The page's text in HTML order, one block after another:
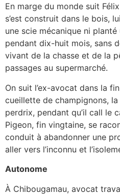
En marge du monde suit
s’est construit dans le bois,
une scie mécanique ni
pendant dix-huit mois, sans
vivant de la chasse et de la
passages au supermarché.
On suit l’ex-avocat dans la
cueillette de champignons,
perdrix, pendant qu’il call le
Pigeon, fin vingtaine, se
conduit à abandonner une
aller vers l’inconnu et
Autonome
À Chibougamau, avocat